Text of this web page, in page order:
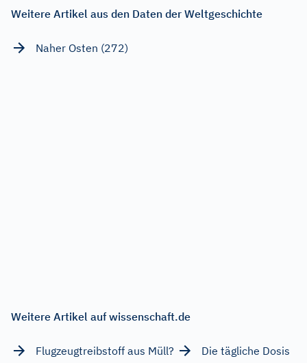
Weitere Artikel aus den Daten der Weltgeschichte
Naher Osten (272)
Weitere Artikel auf wissenschaft.de
Flugzeugtreibstoff aus Müll?
Die tägliche Dosis